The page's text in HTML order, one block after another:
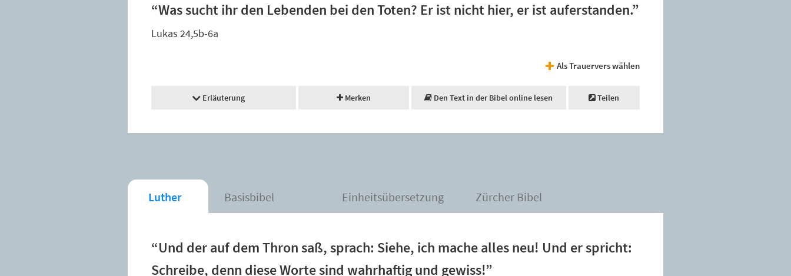
“Was sucht ihr den Lebenden bei den Toten? Er ist nicht hier, er ist auferstanden.”
Lukas 24,5b-6a
Als Trauervers wählen
Erläuterung Merken Den Text in der Bibel online lesen Teilen
Luther Basisbibel Einheitsübersetzung Zürcher Bibel
“Und der auf dem Thron saß, sprach: Siehe, ich mache alles neu! Und er spricht:
Schreibe, denn diese Worte sind wahrhaftig und gewiss!”